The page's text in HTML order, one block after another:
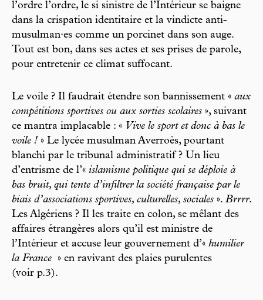
l’ordre l’ordre, le si sinistre de l’Intérieur se baigne
dans la crispation identitaire et la vindicte anti-
musulman·es comme un porcinet dans son auge.
Tout est bon, dans ses actes et ses prises de parole,
pour entretenir ce climat suffocant.
Le voile ? Il faudrait étendre son bannissement « aux
compétitions sportives ou aux sorties scolaires », suivant
ce mantra implacable : « Vive le sport et donc à bas le
voile ! » Le lycée musulman Averroès, pourtant
blanchi par le tribunal administratif ? Un lieu
d’entrisme de l’« islamisme politique qui se déploie à
bas bruit, qui tente d’infiltrer la société française par le
biais d’associations sportives, culturelles, sociales ». Brrrr.
Les Algériens ? Il les traite en colon, se mêlant des
affaires étrangères alors qu’il est ministre de
l’Intérieur et accuse leur gouvernement d’« humilier
la France » en ravivant des plaies purulentes
(voir p.3).